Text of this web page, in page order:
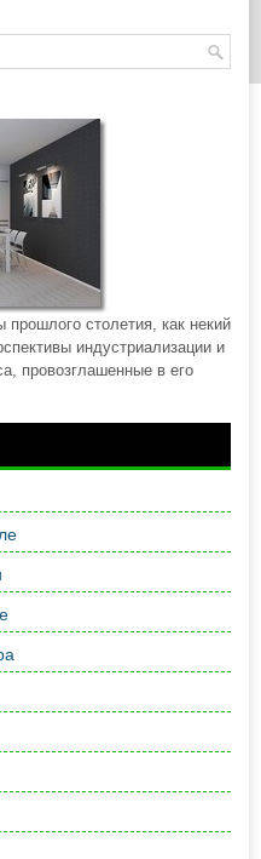
прошлого столетия, как некий
индустриализации и
провозглашенные в его